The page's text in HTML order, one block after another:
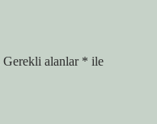
Gerekli alanlar * ile